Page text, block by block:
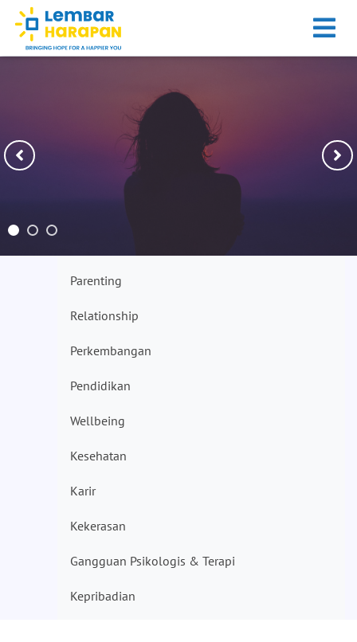
Parenting
Relationship
Perkembangan
Pendidikan
Wellbeing
Kesehatan
Karir
Kekerasan
Gangguan Psikologis & Terapi
Kepribadian